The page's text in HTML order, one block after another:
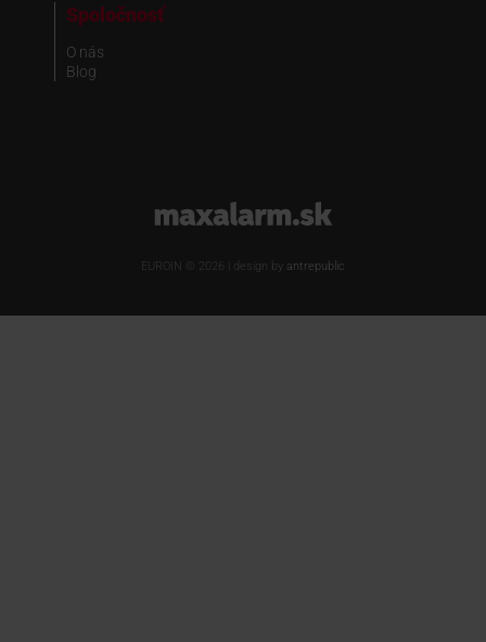
Spoločnosť
O nás
Blog
www.maxalarm.sk
EUROIN © 2026 | design by antrepublic